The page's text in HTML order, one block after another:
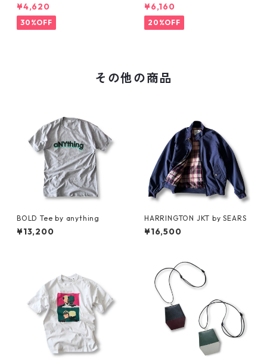
¥4,620
30%OFF
RT Tee
¥6,160
20%OFF
その他の商品
BOLD Tee by anything
¥13,200
HARRINGTON JKT by SEARS
¥16,500